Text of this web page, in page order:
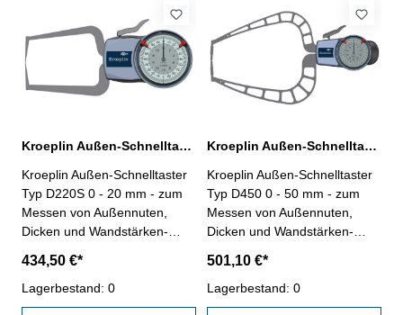
verstellbaren Toleranzmarken-
Schutzklasse IP65- inklusive
Prüfzertifikat
verstellbaren Toleranzmarken-
Schutzklasse IP65- inklusive
Prüfzertifikat
Kroeplin Außen-Schnelltaster D220S 0 - 20 mm Messbereich analog
Kroeplin Außen-Schnelltaster
Typ D220S 0 - 20 mm - zum
Messen von Außennuten,
Dicken und Wandstärken-
Messspanne 20 mm-
mechanisches / analoges
Außenmessgerät- leichte
434,50 €*
Lagerbestand: 0
Kroeplin Außen-Schnelltaster D450 0 - 50 mm Messbereich analog
Kroeplin Außen-Schnelltaster
Typ D450 0 - 50 mm - zum
Messen von Außennuten,
Dicken und Wandstärken-
Messspanne 50 mm-
mechanisches / analoges
Außenmessgerät- leichte
501,10 €*
Lagerbestand: 0